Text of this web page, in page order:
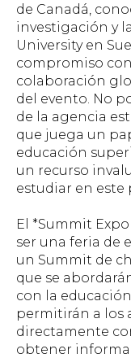
de Canadá,
investigación y
University en
compromiso
colaboración
del evento. No
de la agencia
que juega un
educación
un recurso
estudiar en este
El *Summit
ser una feria de
un Summit de
que se
con la
permitirán a los
directamente
obtener